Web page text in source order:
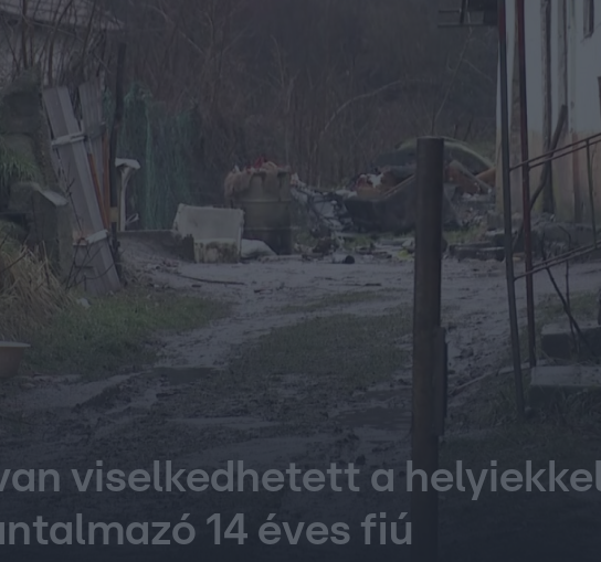
viselkedhetett a
14 éves fiú